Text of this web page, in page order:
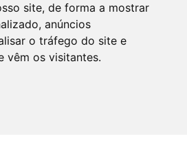
site, de forma a mostrar
anúncios
o tráfego do site e
vêm os visitantes.